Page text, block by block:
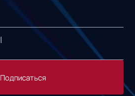
Подписаться